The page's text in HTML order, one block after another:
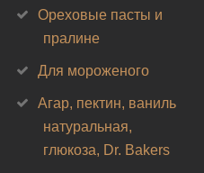
Ореховые пасты и
пралине
Для мороженого
Агар, пектин, ваниль
натуральная,
глюкоза, Dr. Bakers